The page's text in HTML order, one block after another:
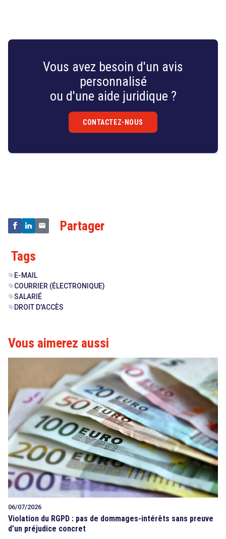
Vous avez besoin d'un avis
personnalisé
ou d'une aide juridique ?
CONTACTEZ-NOUS
Partager
Tags
sell E-MAIL
sellCOURRIER (ÉLECTRONIQUE)
sellSALARIÉ
sell DROIT D'ACCÈS
Vous aimerez aussi
06/07/2026
Violation du RGPD : pas de dommages-intérêts sans preuve
d’un préjudice concret